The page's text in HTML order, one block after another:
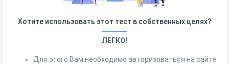
Хотите использовать этот тест в собственных целях?
ЛЕГКО!
Для этого Вам необходимо авторизоваться на сайте